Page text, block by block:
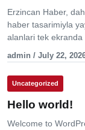
Erzincan Haber,
haber tasarimiyla
alanlari tek ekranda
admin / July 22,
Uncategorized
Hello world!
Welcome to